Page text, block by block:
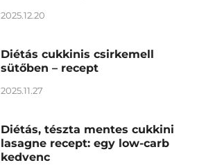
2025.12.20
Diétás cukkinis csirkemell
sütőben – recept
2025.11.27
Diétás, tészta mentes cukkini
lasagne recept: egy low-carb
kedvenc